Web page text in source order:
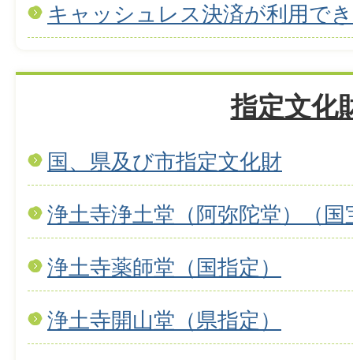
キャッシュレス決済が利用で
指定文化
国、県及び市指定文化財
浄土寺浄土堂（阿弥陀堂）（国
浄土寺薬師堂（国指定）
浄土寺開山堂（県指定）